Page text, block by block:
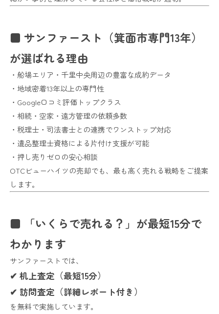
■ サンファースト（箕面市専門13年）
が選ばれる理由
・船場エリア・千里中央周辺の豊富な成約データ
・地域密着13年以上の専門性
・Google口コミ評価トップクラス
・相続・空家・遠方管理の依頼多数
・税理士・司法書士との連携でワンストップ対応
・遺品整理士資格による片付け支援が可能
・押し売りゼロの安心相談
OTCビューハイツの売却でも、最も高く売れる戦略をご提案
します。
■ 「いくらで売れる？」が最短15分で
わかります
サンファーストでは、
✔ 机上査定（最短15分）
✔ 訪問査定（詳細レポート付き）
を無料で実施しています。